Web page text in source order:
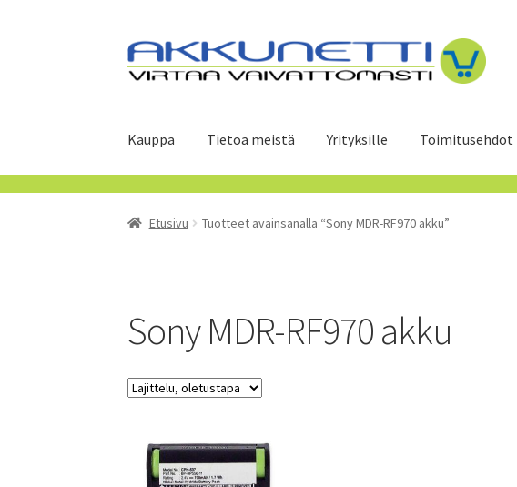
Siirry
navigointiin
Siirry
sisältöön
Kauppa Tietoa meistä Yrityksille Toimitusehdot
Etusivu Tuotteet avainsanalla “Sony MDR-RF970 akku”
Sony MDR-RF970 akku